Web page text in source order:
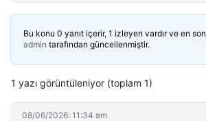
Bu konu 0 yanıt içerir, 1 izleyen vardır ve en son
admin tarafından güncellenmiştir.
1 yazı görüntüleniyor (toplam 1)
08/06/2026: 11:34 am